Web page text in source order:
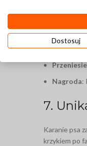
Jeśli Twój
Nagroda:
7.
Karanie psa
krzykiem po
Dostosuj